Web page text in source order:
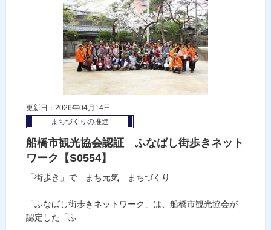
更新日：2026年04月14日
まちづくりの推進
船橋市観光協会認証 ふなばし街歩きネット
ワーク【S0554】
「街歩き」で まち元気 まちづくり
「ふなばし街歩きネットワーク」は、船橋市観光協会が
認定した「ふ...